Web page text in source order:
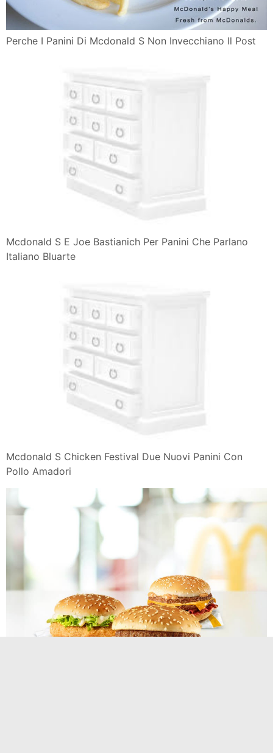
Perche I Panini Di Mcdonald S Non Invecchiano Il Post
Mcdonald S E Joe Bastianich Per Panini Che Parlano
Italiano Bluarte
Mcdonald S Chicken Festival Due Nuovi Panini Con
Pollo Amadori